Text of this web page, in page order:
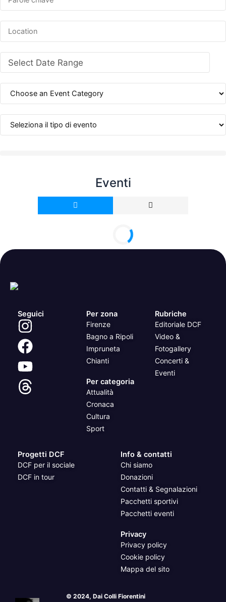
Select Date Range
Eventi
Seguici Per zona
Firenze
Bagno a Ripoli
Impruneta
Chianti
Per categoria
Attualità
Cronaca
Cultura
Sport
Rubriche
Editoriale DCF
Video &
Fotogallery
Concerti &
Eventi
Progetti DCF
DCF per il sociale
DCF in tour
Info & contatti
Chi siamo
Donazioni
Contatti & Segnalazioni
Pacchetti sportivi
Pacchetti eventi
Privacy
Privacy policy
Cookie policy
Mappa del sito
© 2024, Dai Colli Fiorentini